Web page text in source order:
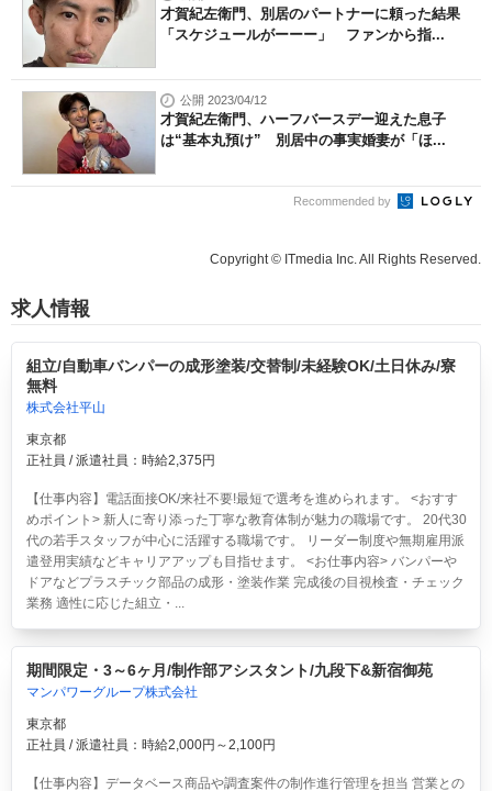
才賀紀左衛門、別居のパートナーに頼った結果
「スケジュールがーーー」 ファンから指...
公開 2023/04/12
才賀紀左衛門、ハーフバースデー迎えた息子
は“基本丸預け” 別居中の事実婚妻が「ほ...
Recommended by
Copyright © ITmedia Inc. All Rights Reserved.
求人情報
組立/自動車バンパーの成形塗装/交替制/未経験OK/土日休み/寮
無料
株式会社平山
東京都
正社員 / 派遣社員：時給2,375円
【仕事内容】電話面接OK/来社不要!最短で選考を進められます。 <おすす
めポイント> 新人に寄り添った丁寧な教育体制が魅力の職場です。 20代30
代の若手スタッフが中心に活躍する職場です。 リーダー制度や無期雇用派
遣登用実績などキャリアアップも目指せます。 <お仕事内容> バンパーや
ドアなどプラスチック部品の成形・塗装作業 完成後の目視検査・チェック
業務 適性に応じた組立・...
期間限定・3～6ヶ月/制作部アシスタント/九段下&新宿御苑
マンパワーグループ株式会社
東京都
正社員 / 派遣社員：時給2,000円～2,100円
【仕事内容】データベース商品や調査案件の制作進行管理を担当 営業との